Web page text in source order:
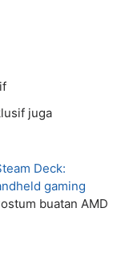
juga
Deck:
gaming
buatan AMD